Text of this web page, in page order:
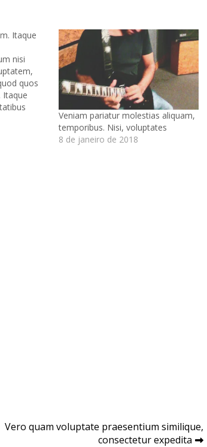
Itaque
nisi
quos
Itaque
fuga
Veniam pariatur molestias aliquam,
temporibus. Nisi, voluptates
8 de janeiro de 2018
Vero quam voluptate praesentium similique,
consectetur expedita